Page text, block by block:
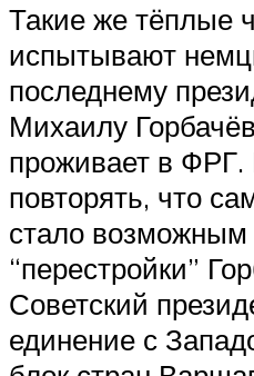
Такие же тёплые
испытывают
последнему
Михаилу
проживает в
повторять, что
стало возможным
“перестройки”
Советский
единение с